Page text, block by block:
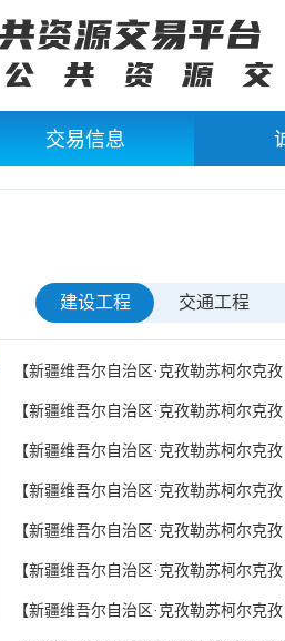
交易信息
建设工程 交通工程
【新疆维吾尔自治区·克孜勒苏柯尔克
【新疆维吾尔自治区·克孜勒苏柯尔克
【新疆维吾尔自治区·克孜勒苏柯尔克
【新疆维吾尔自治区·克孜勒苏柯尔克
【新疆维吾尔自治区·克孜勒苏柯尔克
【新疆维吾尔自治区·克孜勒苏柯尔克
【新疆维吾尔自治区·克孜勒苏柯尔克